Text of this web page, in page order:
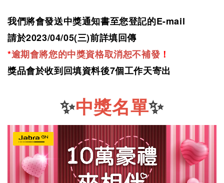
我們將會發送中獎通知書至您登記的E-mail
請於2023/04/05(三)前詳填回傳
*逾期會將您的中獎資格取消恕不補發 ！
獎品會於收到回填資料後7個工作天寄出
✨中獎名單✨